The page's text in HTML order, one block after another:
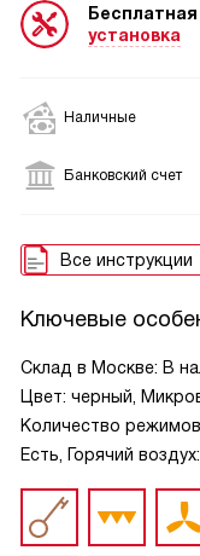
Бесплатная
установка
Наличные
Банковский счет
Все инструкции
Ключевые
Склад в Москве: В
Цвет: черный,
Количество
Есть, Горячий